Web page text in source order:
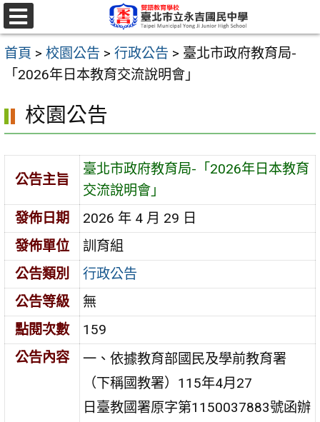
跳
至
主
區
選
單
首頁 > 校園公告 > 行政公告 > 臺北市政府教育局-
「2026年日本教育交流說明會」
校園公告
公告主旨
臺北市政府教育局-「2026年日本教育
交流說明會」
發佈日期
2026 年 4 月 29 日
發佈單位
訓育組
公告類別
行政公告
公告等級
無
點閱次數
159
公告內容
一、依據教育部國民及學前教育署
（下稱國教署）115年4月27
日臺教國署原字第1150037883號函辦